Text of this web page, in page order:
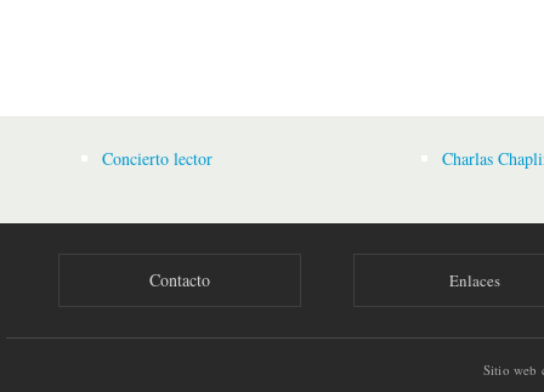
Concierto lector Charlas
Contacto Enlaces
Sitio web